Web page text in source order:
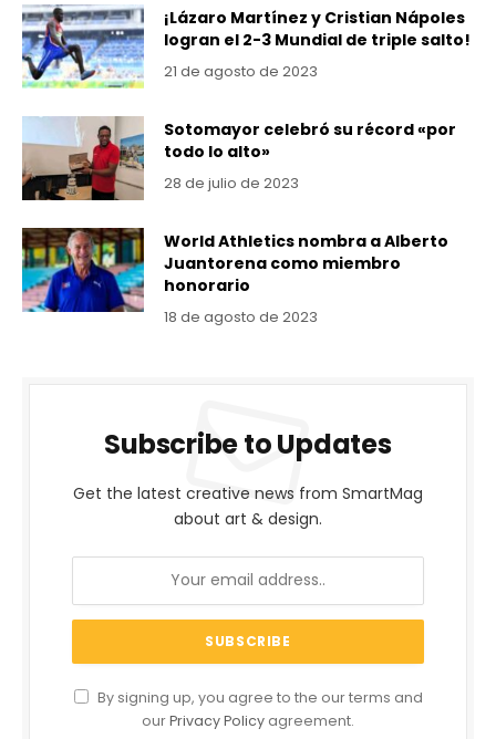
¡Lázaro Martínez y Cristian Nápoles
logran el 2-3 Mundial de triple salto!
21 de agosto de 2023
Sotomayor celebró su récord «por
todo lo alto»
28 de julio de 2023
World Athletics nombra a Alberto
Juantorena como miembro
honorario
18 de agosto de 2023
Subscribe to Updates
Get the latest creative news from SmartMag
about art & design.
By signing up, you agree to the our terms and
ourPrivacy Policy agreement.